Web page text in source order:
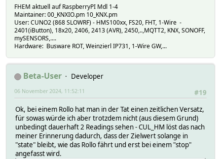
FHEM aktuell auf RaspberryPI Mdl 1-4
Maintainer: 00_KNXIO.pm 10_KNX.pm
User: CUNO2 (868 SLOWRF) - HMS100xx, FS20, FHT, 1-Wire -
2401(iButton), 18x20, 2406, 2413 (AVR), 2450,..,MQTT2, KNX, SONOFF,
mySENSORS,....
Hardware: Busware ROT, Weinzierl IP731, 1-Wire GW,...
Beta-User
Developer
#19
06 November 2024, 11:52:11
Ok, bei einem Rollo hat man in der Tat einen zeitlichen Versatz,
für sowas würde ich aber trotzdem nicht (aus diesem Grund)
unbedingt dauerhaft 2 Readings sehen - CUL_HM löst das nach
meiner Erinnerung dadurch, dass der Zielwert solange in
"state" bleibt, wie das Rollo fährt und erst bei einem "stop"
angefasst wird.